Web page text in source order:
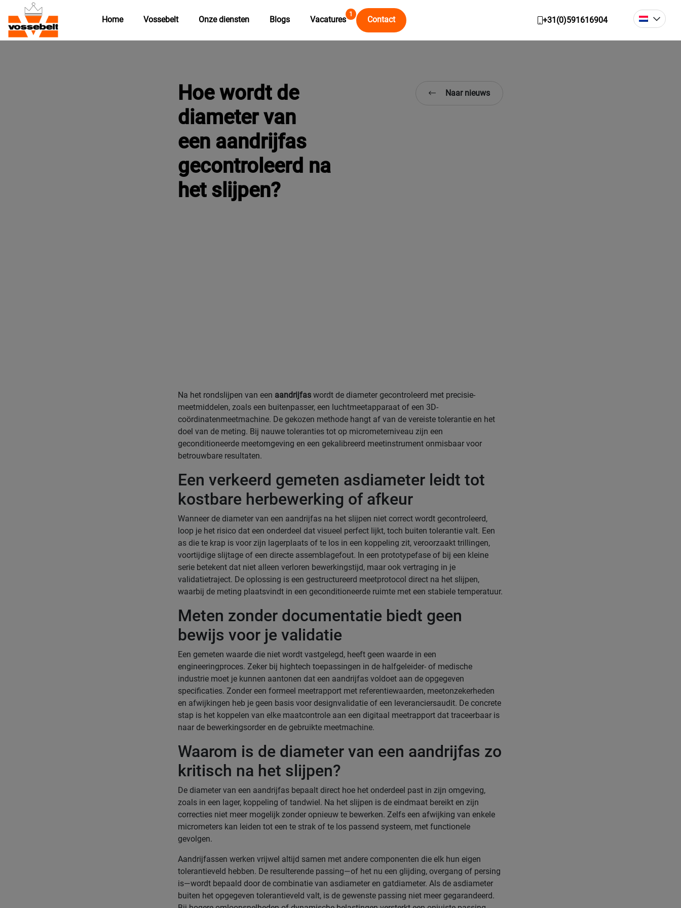
Home Vossebelt Onze diensten Blogs Vacatures Contact
1
+31(0)591616904
Hoe wordt de
diameter van
een aandrijfas
gecontroleerd na
het slijpen?
Naar nieuws
Na het rondslijpen van een aandrijfas wordt de diameter gecontroleerd met precisie-
meetmiddelen, zoals een buitenpasser, een luchtmeetapparaat of een 3D-
coördinatenmeetmachine. De gekozen methode hangt af van de vereiste tolerantie en het
doel van de meting. Bij nauwe toleranties tot op micrometerniveau zijn een
geconditioneerde meetomgeving en een gekalibreerd meetinstrument onmisbaar voor
betrouwbare resultaten.
Een verkeerd gemeten asdiameter leidt tot
kostbare herbewerking of afkeur
Wanneer de diameter van een aandrijfas na het slijpen niet correct wordt gecontroleerd,
loop je het risico dat een onderdeel dat visueel perfect lijkt, toch buiten tolerantie valt. Een
as die te krap is voor zijn lagerplaats of te los in een koppeling zit, veroorzaakt trillingen,
voortijdige slijtage of een directe assemblagefout. In een prototypefase of bij een kleine
serie betekent dat niet alleen verloren bewerkingstijd, maar ook vertraging in je
validatietraject. De oplossing is een gestructureerd meetprotocol direct na het slijpen,
waarbij de meting plaatsvindt in een geconditioneerde ruimte met een stabiele temperatuur.
Meten zonder documentatie biedt geen
bewijs voor je validatie
Een gemeten waarde die niet wordt vastgelegd, heeft geen waarde in een
engineeringproces. Zeker bij hightech toepassingen in de halfgeleider- of medische
industrie moet je kunnen aantonen dat een aandrijfas voldoet aan de opgegeven
specificaties. Zonder een formeel meetrapport met referentiewaarden, meetonzekerheden
en afwijkingen heb je geen basis voor designvalidatie of een leveranciersaudit. De concrete
stap is het koppelen van elke maatcontrole aan een digitaal meetrapport dat traceerbaar is
naar de bewerkingsorder en de gebruikte meetmachine.
Waarom is de diameter van een aandrijfas zo
kritisch na het slijpen?
De diameter van een aandrijfas bepaalt direct hoe het onderdeel past in zijn omgeving,
zoals in een lager, koppeling of tandwiel. Na het slijpen is de eindmaat bereikt en zijn
correcties niet meer mogelijk zonder opnieuw te bewerken. Zelfs een afwijking van enkele
micrometers kan leiden tot een te strak of te los passend systeem, met functionele
gevolgen.
Aandrijfassen werken vrijwel altijd samen met andere componenten die elk hun eigen
tolerantieveld hebben. De resulterende passing—of het nu een glijding, overgang of persing
is—wordt bepaald door de combinatie van asdiameter en gatdiameter. Als de asdiameter
buiten het opgegeven tolerantieveld valt, is de gewenste passing niet meer gegarandeerd.